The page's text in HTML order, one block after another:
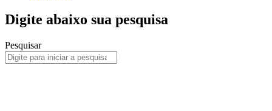
Digite abaixo sua pesquisa
Pesquisar